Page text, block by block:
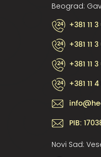
Beograd:
+381 11
+381 11
+381 11
+381 11
PIB:
Novi Sad: